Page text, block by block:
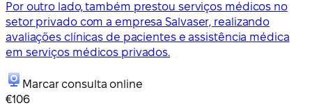
Por outro lado, também prestou serviços médicos no
setor privado com a empresa Salvaser, realizando
avaliações clínicas de pacientes e assistência médica
em serviços médicos privados.
Marcar consulta online
€106